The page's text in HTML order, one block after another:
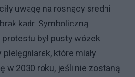
uwagę na rosnący średni
kadr. Symboliczną
był pusty wózek
które miały
w 2030 roku, jeśli nie zostaną